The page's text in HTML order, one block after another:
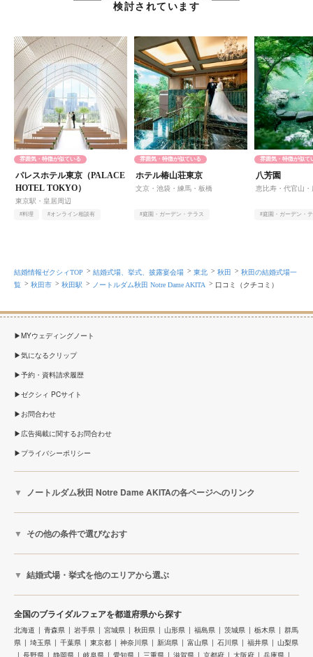
検討されています
雰囲気・特徴が似ている
パレスホテル東京（PALACE
HOTEL TOKYO）
東京駅・皇居周辺
#料理
#オンライン相談有
雰囲気・特徴が似ている
ホテル椿山荘東京
文京・池袋・練馬・板橋
#庭園・ガーデン・テラス
雰囲気・特徴が似て
八芳園
恵比寿・代官山
#庭園・ガーデン・
結婚情報ゼクシィTOP 結婚式場、挙式、披露宴会場 東北 秋田
秋田の結婚式場一
覧
秋田市 秋田駅 ノートルダム秋田 Notre Dame AKITA 口コミ（クチコミ）
MYウェディングノート
気になるクリップ
予約・資料請求履歴
ゼクシィ PCサイト
お問合わせ
広告掲載に関するお問合わせ
プライバシーポリシー
ノートルダム秋田 Notre Dame AKITAの各ページへのリンク
その他の条件で選びなおす
結婚式場・挙式を他のエリアから選ぶ
全国のブライダルフェアを都道府県から探す
北海道 青森県 岩手県 宮城県 秋田県 山形県 福島県 茨城県 栃木県
群馬
県
埼玉県 千葉県 東京都 神奈川県 新潟県 富山県 石川県 福井県
山梨県
長野県
静岡県 岐阜県 愛知県 三重県 滋賀県 京都府 大阪府 兵庫県